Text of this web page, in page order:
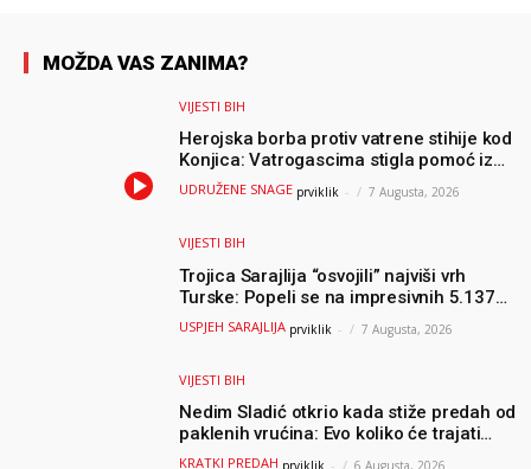
MOŽDA VAS ZANIMA?
VIJESTI BIH
Herojska borba protiv vatrene stihije kod
Konjica: Vatrogascima stigla pomoć iz
Sarajeva, helikopteri i Air Tractori
UDRUŽENE SNAGE prviklik - 7 Augusta, 2026
VIJESTI BIH
Trojica Sarajlija “osvojili” najviši vrh
Turske: Popeli se na impresivnih 5.137
metara
USPJEH SARAJLIJA prviklik - 7 Augusta, 2026
VIJESTI BIH
Nedim Sladić otkrio kada stiže predah od
paklenih vrućina: Evo koliko će trajati
osvježenje u BiH
KRATKI PREDAH prviklik - 6 Augusta, 2026